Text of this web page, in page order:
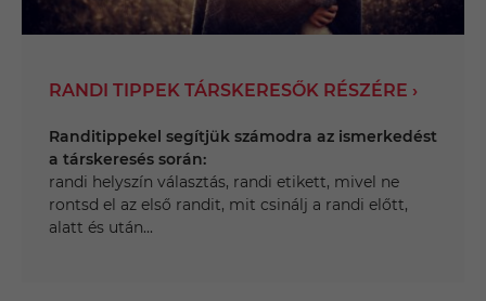
RANDI TIPPEK TÁRSKERESŐK RÉSZÉRE ›
Randitippekel segítjük számodra az ismerkedést
a társkeresés során:
randi helyszín választás, randi etikett, mivel ne
rontsd el az első randit, mit csinálj a randi előtt,
alatt és után...